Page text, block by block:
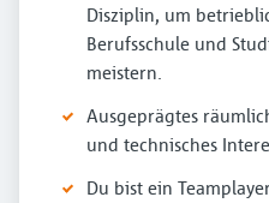
Disziplin, um
Berufsschule und
meistern.
Ausgeprägtes
und technisches
Du bist ein